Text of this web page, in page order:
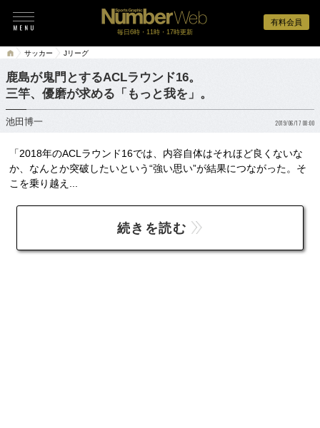
有料会員
毎日6時・11時・17時更新
サッカー Jリーグ
鹿島が鬼門とするACLラウンド16。
三竿、優磨が求める「もっと我を」。
池田博一 2019/06/17 08:00
「2018年のACLラウンド16では、内容自体はそれほど良くないな
か、なんとか突破したいという“強い思い”が結果につながった。そ
こを乗り越え...
続きを読む